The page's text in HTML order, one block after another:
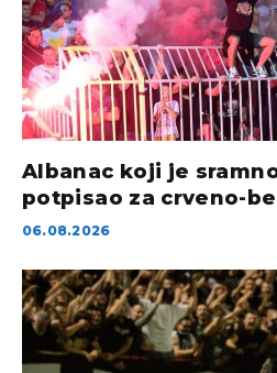
Albanac koji je
potpisao za crveno-
06.08.2026